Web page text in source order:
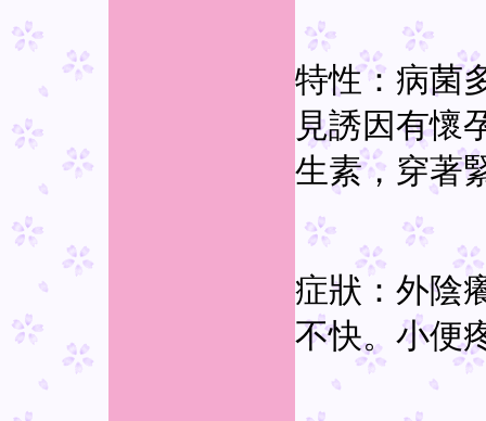
特性：病菌
見誘因有懷
生素，穿著
症狀：外陰
不快。小便